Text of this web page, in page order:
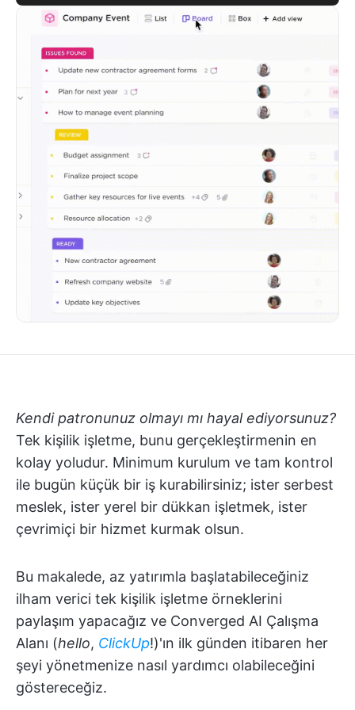
Kendi patronunuz olmayı mı hayal ediyorsunuz?
Tek kişilik işletme, bunu gerçekleştirmenin en
kolay yoludur. Minimum kurulum ve tam kontrol
ile bugün küçük bir iş kurabilirsiniz; ister serbest
meslek, ister yerel bir dükkan işletmek, ister
çevrimiçi bir hizmet kurmak olsun.
Bu makalede, az yatırımla başlatabileceğiniz
ilham verici tek kişilik işletme örneklerini
paylaşım yapacağız ve Converged AI Çalışma
Alanı (hello, ClickUp!)'ın ilk günden itibaren her
şeyi yönetmenize nasıl yardımcı olabileceğini
göstereceğiz.